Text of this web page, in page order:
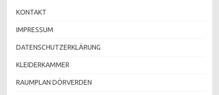
KONTAKT
IMPRESSUM
DATENSCHUTZERKLÄRUNG
KLEIDERKAMMER
RAUMPLAN DÖRVERDEN